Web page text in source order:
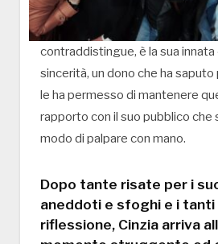
contraddistingue, è la sua
sincerità, un dono che ha
le ha permesso di mantenere
rapporto con il suo pubblico che
modo di palpare con mano.
Dopo tante risate per i
aneddoti e sfoghi e i
riflessione, Cinzia arriva